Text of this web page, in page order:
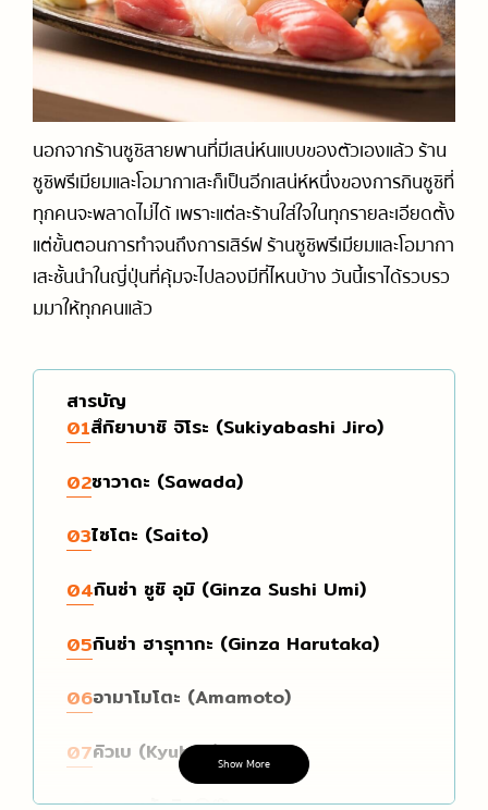
ร้านจำหน่ายการ์ตูนและสินค้าคาแรกเตอร์การ์ตูน
ร้านของฝาก
ออนเซ็น / เรียวกัง
วัด / ศาลเจ้า / สถานที่ทางประวัติศาสตร์
สกี, สโนว์บอร์ด
สวนสนุก
การเดินทางในญี่ปุ่น (รถไฟ / รถบัส)
รวมสำนวนภาษาญี่ปุ่นที่ใช้ได้จริง
แนะนำเกี่ยวกับมารยาทและวัฒนธรรม
นอกจากร้านซูชิสายพานที่มีเสน่ห์นแบบของตัวเองแล้ว ร้าน
ซูชิพรีเมียมและโอมากาเสะก็เป็นอีกเสน่ห์หนึ่งของการกินซูชิที่
ทุกคนจะพลาดไม่ได้ เพราะแต่ละร้านใส่ใจในทุกรายละเอียดตั้ง
แต่ขั้นตอนการทำจนถึงการเสิร์ฟ ร้านซูชิพรีเมียมและโอมากา
เสะชั้นนำในญี่ปุ่นที่คุ้มจะไปลองมีที่ไหนบ้าง วันนี้เราได้รวบรว
มมาให้ทุกคนแล้ว
สารบัญ
01สึกิยาบาชิ จิโระ (Sukiyabashi Jiro)
02ซาวาดะ (Sawada)
03ไซโตะ (Saito)
04กินซ่า ซูชิ อุมิ (Ginza Sushi Umi)
05กินซ่า ฮารุทากะ (Ginza Harutaka)
06อามาโมโตะ (Amamoto)
07คิวเบ (Kyubey)Show More